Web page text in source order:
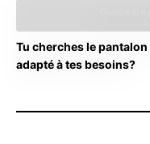
Tu cherches le
adapté à tes besoins?